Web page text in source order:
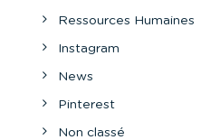
Ressources Humaines
Instagram
News
Pinterest
Non classé